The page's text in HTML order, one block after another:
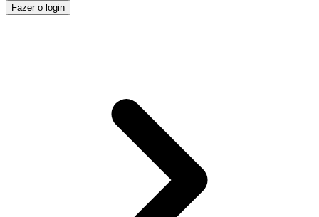
Fazer o login